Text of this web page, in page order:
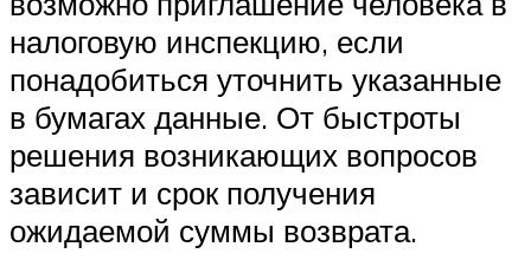
налоговую инспекцию, если
понадобиться уточнить указанные
в бумагах данные. От быстроты
решения возникающих вопросов
зависит и срок получения
ожидаемой суммы возврата.